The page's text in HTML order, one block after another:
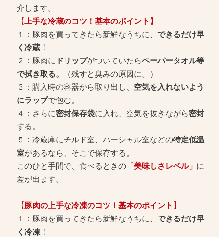
介します。
【上手な冷蔵のコツ！基本のポイント】
１：豚肉を買ってきたら新鮮なうちに、 できるだけ早
く冷蔵！
２：豚肉に ドリップがついていたらペーパータオル等
で拭き取る。
（残すと臭みの原因に。）
３：購入時の容器から取り出し、 空気を入れないよう
にラップで包む。
４：さらに密封保存袋に入れ、空気を抜きながら密封
する。
５：冷蔵庫にチルド室、パーシャル室などの特定低温
室があるなら、そこで保存する。
このひと手間で、食べるときの「美味しさレベル」 に
差が出ます。
【豚肉の上手な冷凍のコツ！基本のポイント】
１：豚肉を買ってきたら新鮮なうちに、 できるだけ早
く冷凍！